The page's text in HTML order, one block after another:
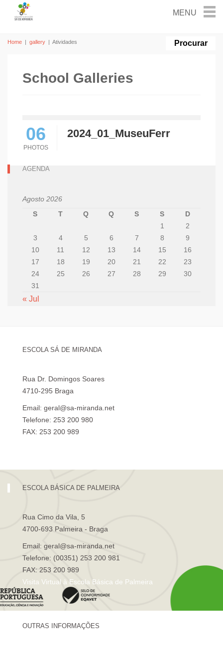
Home | gallery | Atividades
School Galleries
06
PHOTOS
2024_01_MuseuFerr
AGENDA
Agosto 2026
S
T Q Q S S
D
1
2
3
4 5 6 7 8
9
10
11 12 13 14 15
16
17
18 19 20 21 22
23
24
25 26 27 28 29
30
31
« Jul
ESCOLA SÁ DE MIRANDA
Rua Dr. Domingos Soares
4710-295 Braga
Email: geral@sa-miranda.net
Telefone: 253 200 980
FAX: 253 200 989
ESCOLA BÁSICA DE PALMEIRA
Rua Cimo da Vila, 5
4700-693 Palmeira - Braga
Email: geral@sa-miranda.net
Telefone: (00351) 253 200 981
FAX: 253 200 989
Visita Virtual à Escola Básica de Palmeira
OUTRAS INFORMAÇÕES